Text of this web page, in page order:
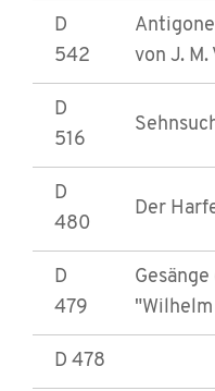
D
542
von J. M.
D
516
D
480
Der
D
479
D 478